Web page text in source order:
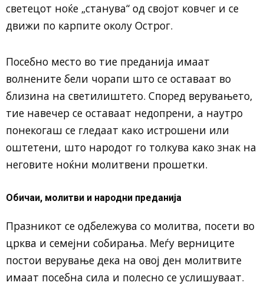
светецот ноќе „станува“ од својот ковчег и се
движи по карпите околу Острог.
Посебно место во тие преданија имаат
волнените бели чорапи што се оставаат во
близина на светилиштето. Според верувањето,
тие навечер се оставаат недопрени, а наутро
понекогаш се гледаат како истрошени или
оштетени, што народот го толкува како знак на
неговите ноќни молитвени прошетки.
Обичаи, молитви и народни преданија
Празникот се одбележува со молитва, посети во
црква и семејни собирања. Меѓу верниците
постои верување дека на овој ден молитвите
имаат посебна сила и полесно се услишуваат.